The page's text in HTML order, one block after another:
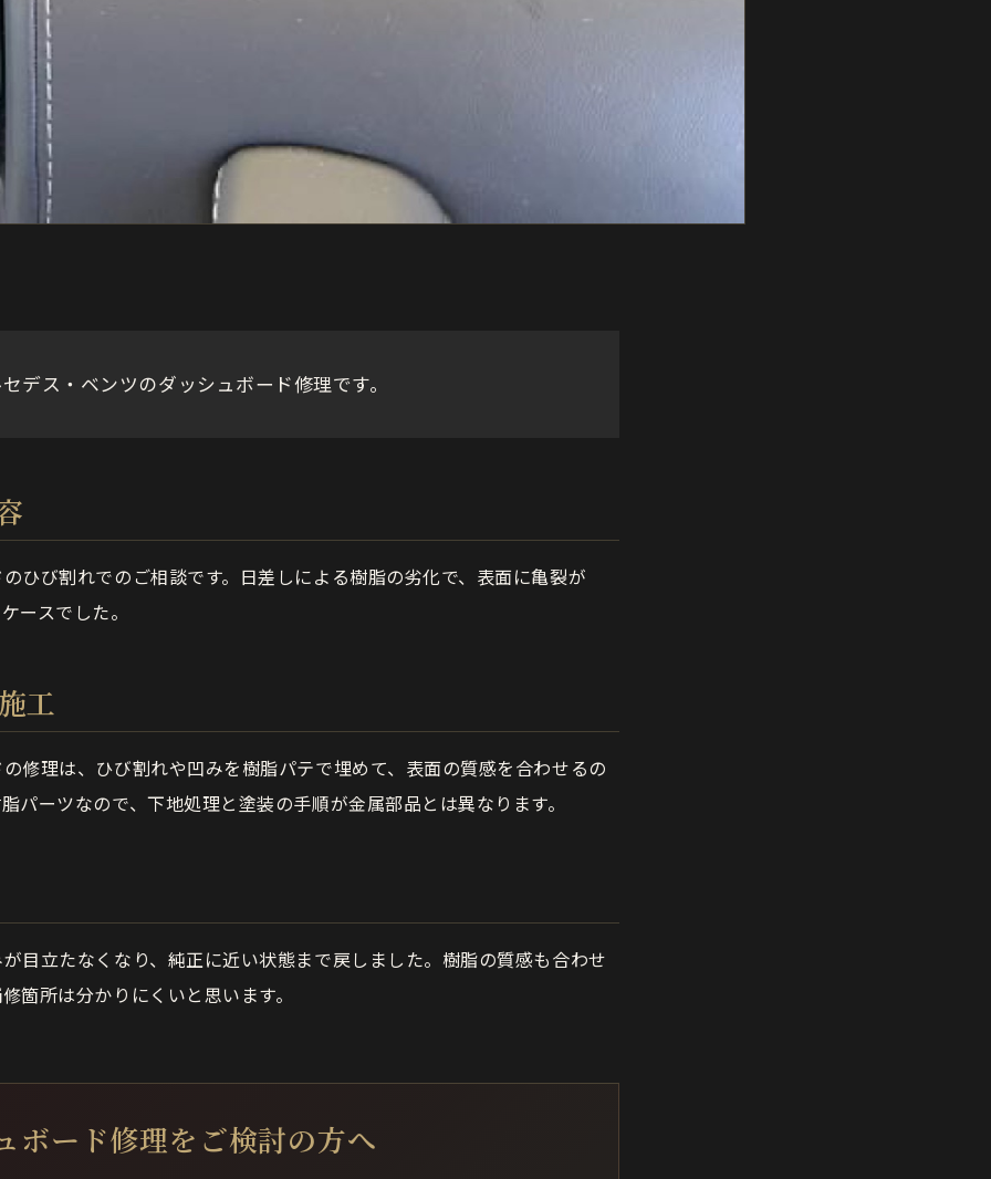
デス・ベンツのダッシュボード修理です。
ひび割れでのご相談です。日差しによる樹脂の劣化で、表面に亀裂が
ースでした。
工
修理は、ひび割れや凹みを樹脂パテで埋めて、表面の質感を合わせるの
パーツなので、下地処理と塗装の手順が金属部品とは異なります。
目立たなくなり、純正に近い状態まで戻しました。樹脂の質感も合わせ
箇所は分かりにくいと思います。
ボード修理をご検討の方へ